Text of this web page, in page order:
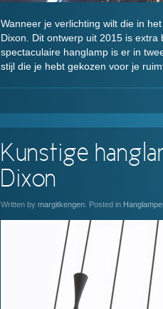
Wanneer je verlichting wilt die in
Dixon. Dit ontwerp uit 2015 is
spectaculaire hanglamp is er in
stijl die je hebt gekozen voor je
Kunstige
Dixon
Written by margitkengen . Posted in